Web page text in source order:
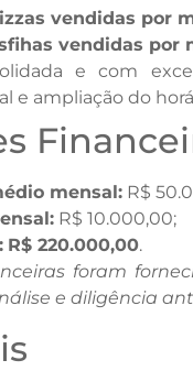
vendidas por
vendidas por
e com
e ampliação do
mensal: R$
R$ 10.000,00;
R$ 220.000,00.
foram
e diligência